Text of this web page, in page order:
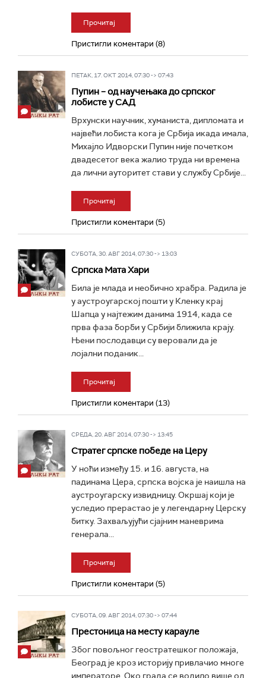
Прочитај
Пристигли коментари (8)
ПЕТАК, 17. ОКТ 2014, 07:30 -> 07:43
Пупин – од научењака до српског
лобисте у САД
Врхунски научник, хуманиста, дипломата и
највећи лобиста кога је Србија икада имала,
Михајло Идворски Пупин није почетком
двадесетог века жалио труда ни времена
да лични ауторитет стави у службу Србије...
Прочитај
Пристигли коментари (5)
СУБОТА, 30. АВГ 2014, 07:30 -> 13:03
Српска Мата Хари
Била je млада и необично храбра. Радила је
у аустроугарској пошти у Кленку крај
Шапца у најтежим данима 1914, када се
прва фаза борби у Србији ближила крају.
Њени послодавци су веровали да је
лојални поданик...
Прочитај
Пристигли коментари (13)
СРЕДА, 20. АВГ 2014, 07:30 -> 13:45
Стратег српске победе на Церу
У ноћи између 15. и 16. августа, на
падинама Цера, српска војска је наишла на
аустроугарску извидницу. Окршај који је
уследио прерастао је у легендарну Церску
битку. Захваљујући сјајним маневрима
генерала...
Прочитај
Пристигли коментари (5)
СУБОТА, 09. АВГ 2014, 07:30 -> 07:44
Престоница на месту карауле
Због повољног геостратешког положаја,
Београд је кроз историју привлачио многе
императоре. Око града се водило више од